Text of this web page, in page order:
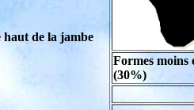
haut de la jambe
Formes moins
(30%)